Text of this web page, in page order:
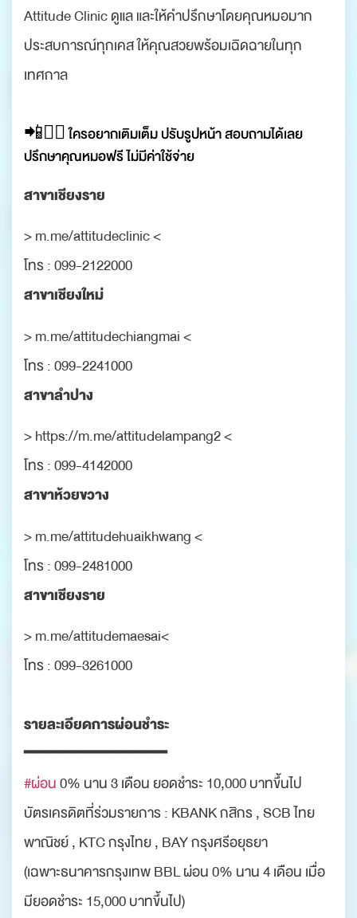
Attitude Clinic ดูแล และให้คำปรึกษาโดยคุณหมอมาก
ประสบการณ์ทุกเคส ให้คุณสวยพร้อมเฉิดฉายในทุก
เทศกาล
📲👨‍⚕ ใครอยากเติมเต็ม ปรับรูปหน้า สอบถามได้เลย
ปรึกษาคุณหมอฟรี ไม่มีค่าใช้จ่าย
สาขาเชียงราย
> m.me/attitudeclinic <
โทร : 099-2122000
สาขาเชียงใหม่
> m.me/attitudechiangmai <
โทร : 099-2241000
สาขาลำปาง
> https://m.me/attitudelampang2 <
โทร : 099-4142000
สาขาห้วยขวาง
> m.me/attitudehuaikhwang <
โทร : 099-2481000
สาขาเชียงราย
> m.me/attitudemaesai<
โทร : 099-3261000
รายละเอียดการผ่อนชำระ
━━━━━━━━━━━━
#ผ่อน0% นาน 3 เดือน ยอดชำระ 10,000 บาทขึ้นไป
บัตรเครดิตที่ร่วมรายการ : KBANK กสิกร , SCB ไทย
พาณิชย์ , KTC กรุงไทย , BAY กรุงศรีอยุธยา
(เฉพาะธนาคารกรุงเทพ BBL ผ่อน 0% นาน 4 เดือน เมื่อ
มียอดชำระ 15,000 บาทขึ้นไป)